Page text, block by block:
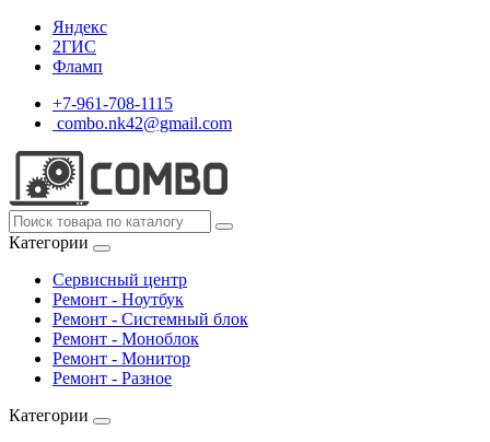
Яндекс
2ГИС
Фламп
+7-961-708-1115
combo.nk42@gmail.com
Категории
Сервисный центр
Ремонт - Ноутбук
Ремонт - Системный блок
Ремонт - Моноблок
Ремонт - Монитор
Ремонт - Разное
Категории